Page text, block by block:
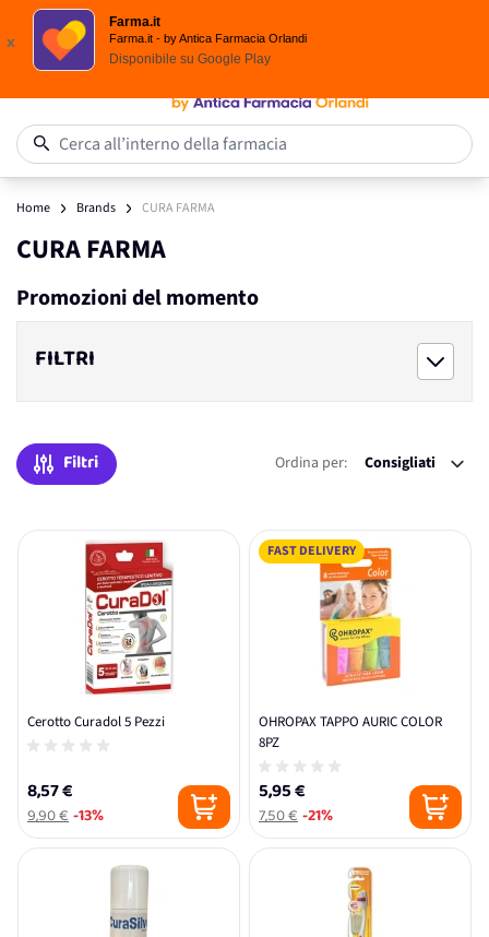
x
Farma.it
Farma.it - by Antica Farmacia Orlandi
Disponibile su Google Play
Salta al contenuto
Cerca all’interno della farmacia
Home Brands CURA FARMA
CURA FARMA
Promozioni del momento
FILTRI
Filtri Ordina per:
Cerotto Curadol 5 Pezzi
8,57 €
9,90 €-13%
FAST DELIVERY
OHROPAX TAPPO AURIC COLOR
8PZ
5,95 €
7,50 €-21%